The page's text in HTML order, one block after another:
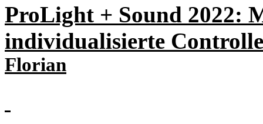
ProLight + Sound 2022:
individualisierte
Florian